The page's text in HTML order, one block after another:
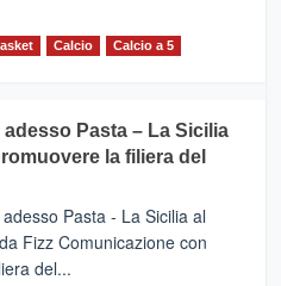
Calcio
Calcio a 5
adesso Pasta – La Sicilia
la filiera del
Pasta - La Sicilia al
Fizz Comunicazione con
del...